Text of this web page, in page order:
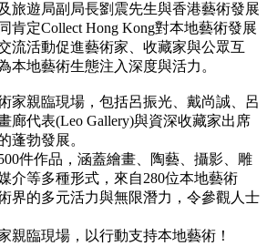
旅遊局副局長劉震先生與香港藝術發展
肯定Collect Hong Kong對本地藝術發展
流活動促進藝術家、收藏家與公眾互
本地藝術生態注入深度與活力。
家親臨現場，包括呂振光、戴尚誠、呂
廊代表(Leo Gallery)與資深收藏家出席
蓬勃發展。
件作品，涵蓋繪畫、陶藝、攝影、雕
介等多種形式，來自280位本地藝術
界的多元活力與無限潛力，令參觀人士
親臨現場，以行動支持本地藝術！